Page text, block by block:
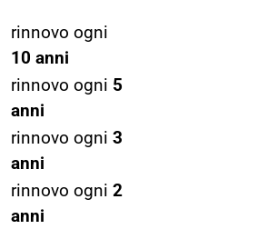
rinnovo ogni
10 anni
rinnovo ogni 5
anni
rinnovo ogni 3
anni
rinnovo ogni 2
anni